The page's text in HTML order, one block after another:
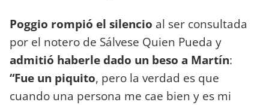
Poggio rompió el silencio al ser consultada
por el notero de Sálvese Quien Pueda y
admitió haberle dado un beso a Martín:
“Fue un piquito, pero la verdad es que
cuando una persona me cae bien y es mi